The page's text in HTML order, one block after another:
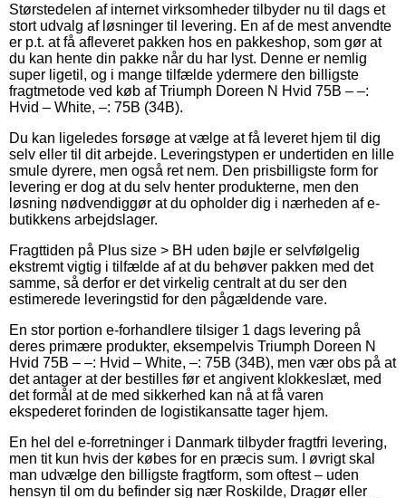
Størstedelen af internet virksomheder tilbyder nu til dags et
stort udvalg af løsninger til levering. En af de mest anvendte
er p.t. at få afleveret pakken hos en pakkeshop, som gør at
du kan hente din pakke når du har lyst. Denne er nemlig
super ligetil, og i mange tilfælde ydermere den billigste
fragtmetode ved køb af Triumph Doreen N Hvid 75B – –:
Hvid – White, –: 75B (34B).
Du kan ligeledes forsøge at vælge at få leveret hjem til dig
selv eller til dit arbejde. Leveringstypen er undertiden en lille
smule dyrere, men også ret nem. Den prisbilligste form for
levering er dog at du selv henter produkterne, men den
løsning nødvendiggør at du opholder dig i nærheden af e-
butikkens arbejdslager.
Fragttiden på Plus size > BH uden bøjle er selvfølgelig
ekstremt vigtig i tilfælde af at du behøver pakken med det
samme, så derfor er det virkelig centralt at du ser den
estimerede leveringstid for den pågældende vare.
En stor portion e-forhandlere tilsiger 1 dags levering på
deres primære produkter, eksempelvis Triumph Doreen N
Hvid 75B – –: Hvid – White, –: 75B (34B), men vær obs på at
det antager at der bestilles før et angivent klokkeslæt, med
det formål at de med sikkerhed kan nå at få varen
ekspederet forinden de logistikansatte tager hjem.
En hel del e-forretninger i Danmark tilbyder fragtfri levering,
men tit kun hvis der købes for en præcis sum. I øvrigt skal
man udvælge den billigste fragtform, som oftest – uden
hensyn til om du befinder sig nær Roskilde, Dragør eller